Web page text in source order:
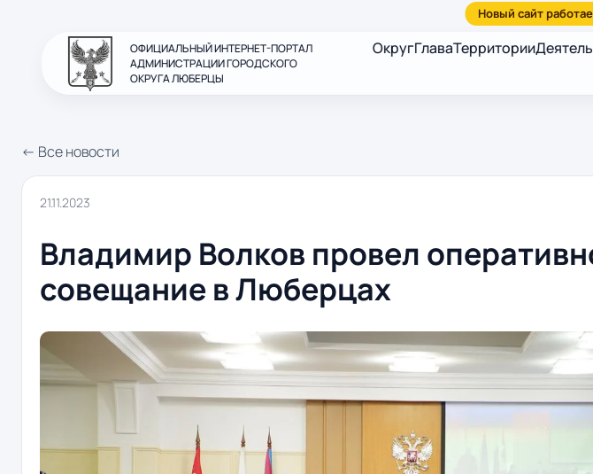
ОФИЦИАЛЬНЫЙ ИНТЕРНЕТ-ПОРТАЛ
АДМИНИСТРАЦИИ ГОРОДСКОГО
ОКРУГА ЛЮБЕРЦЫ
ОкругГлаваТерритории
← Все новости
21.11.2023
Владимир Волков провел
совещание в Люберцах